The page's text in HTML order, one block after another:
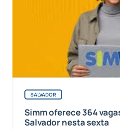
SALVADOR
Simm oferece 364
Salvador nesta sexta